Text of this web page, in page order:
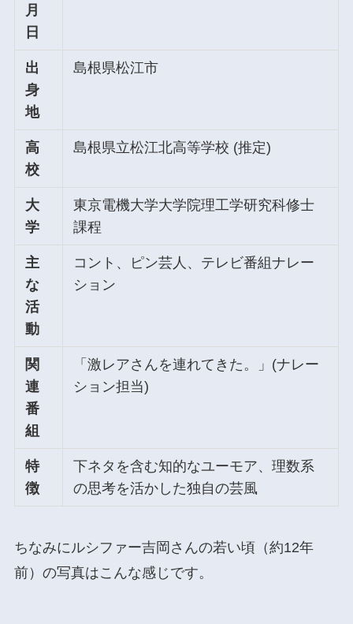
月
日
出
身
地
島根県松江市
高
校
島根県立松江北高等学校 (推定)
大
学
東京電機大学大学院理工学研究科修士
課程
主
な
活
動
コント、ピン芸人、テレビ番組ナレー
ション
関
連
番
組
「激レアさんを連れてきた。」(ナレー
ション担当)
特
徴
下ネタを含む知的なユーモア、理数系
の思考を活かした独自の芸風
ちなみにルシファー吉岡さんの若い頃（約12年
前）の写真はこんな感じです。